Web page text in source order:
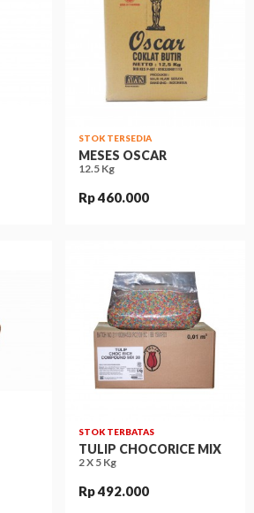
STOK TERSEDIA
MESES OSCAR
12.5 Kg
Rp 460.000
STOK TERBATAS
TULIP CHOCORICE MIX
2 X 5 Kg
Rp 492.000